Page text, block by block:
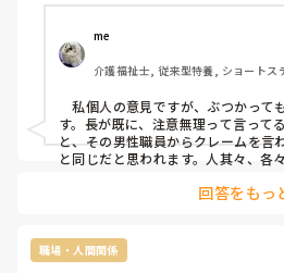
クレームの内容は【コーヒーが薄
されたくない】【ハッキリ言わな
い】等多岐にわたります。
夜勤もする方なのですが早番で入
して陰部洗浄します。(便で汚れて
れ、傾聴します。そこで30分〜1
径部に便が残っていた事もあり責
るから注意できないんだよ。1番
が、クレームの件は言ってません。
と、聞きたくなるほどの人です。
クレームの件、入浴介助の件、感
me
介護福祉士, 従来型特養, ショート
私個人の意見ですが、ぶつかって
す。長が既に、注意無理って言って
と、その男性職員からクレームを言
と同じだと思われます。人其々、各
頼関係を築いて行く事と、相手の意
時の指導は、優先順位云々や"そんな
ろ？"でしょうか。私の　も、早くな
回答をもっ
職場・人間関係